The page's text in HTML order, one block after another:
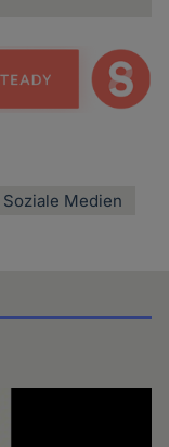
Soziale Medien